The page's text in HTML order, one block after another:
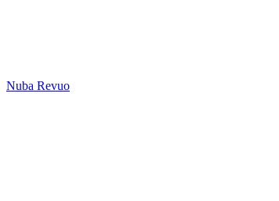
Nuba Revuo